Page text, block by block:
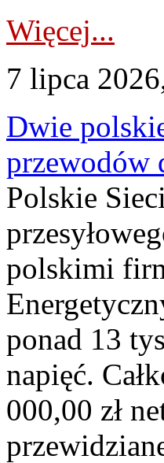
Więcej...
7 lipca
Dwie
przewodów
Polskie
polskimi
ponad 13
napięć.
000,00 zł